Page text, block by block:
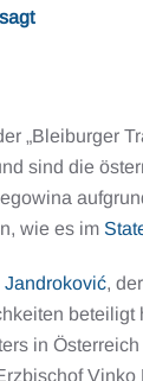
„Bleiburger
sind die
wie es im
Jandroković,
in